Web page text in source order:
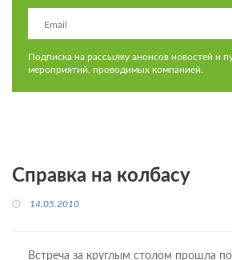
Подписка на рассылку анонсов новостей и
мероприятий, проводимых компанией.
Справка на колбасу
14.05.2010
Встреча за круглым столом прошла